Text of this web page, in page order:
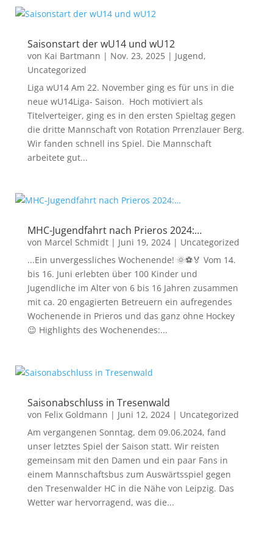
Saisonstart der wU14 und wU12
von Kai Bartmann | Nov. 23, 2025| Jugend,
Uncategorized
Liga wU14 Am 22. November ging es für uns in die
neue wU14Liga- Saison. Hoch motiviert als
Titelverteiger, ging es in den ersten Spieltag gegen
die dritte Mannschaft von Rotation Prrenzlauer Berg.
Wir fanden schnell ins Spiel. Die Mannschaft
arbeitete gut...
MHC-Jugendfahrt nach Prieros 2024:…
von Marcel Schmidt| Juni 19, 2024| Uncategorized
...Ein unvergessliches Wochenende! 🌞⚽🏅 Vom 14.
bis 16. Juni erlebten über 100 Kinder und
Jugendliche im Alter von 6 bis 16 Jahren zusammen
mit ca. 20 engagierten Betreuern ein aufregendes
Wochenende in Prieros und das ganz ohne Hockey
😉 Highlights des Wochenendes:...
Saisonabschluss in Tresenwald
von Felix Goldmann | Juni 12, 2024| Uncategorized
Am vergangenen Sonntag, dem 09.06.2024, fand
unser letztes Spiel der Saison statt. Wir reisten
gemeinsam mit den Damen und ein paar Fans in
einem Mannschaftsbus zum Auswärtsspiel gegen
den Tresenwalder HC in die Nähe von Leipzig. Das
Wetter war hervorragend, was die...